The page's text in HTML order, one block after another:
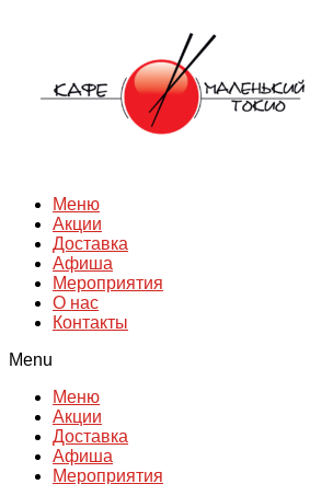
Меню
Акции
Доставка
Афиша
Мероприятия
О нас
Контакты
Menu
Меню
Акции
Доставка
Афиша
Мероприятия